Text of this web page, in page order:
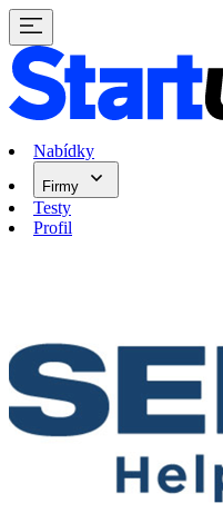
Nabídky
Firmy
Testy
Profil